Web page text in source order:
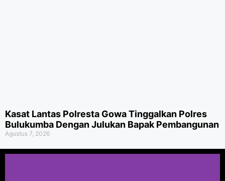
Kasat Lantas Polresta Gowa Tinggalkan Polres
Bulukumba Dengan Julukan Bapak Pembangunan
Agustus 7, 2026